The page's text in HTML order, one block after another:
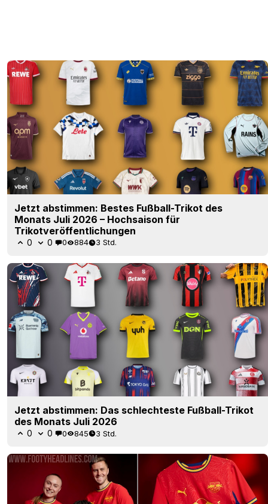
Jetzt abstimmen: Bestes Fußball-Trikot des
Monats Juli 2026 – Hochsaison für
Trikotveröffentlichungen
0 0 0 884 3 Std.
Jetzt abstimmen: Das schlechteste Fußball-Trikot
des Monats Juli 2026
0 0 0 845 3 Std.